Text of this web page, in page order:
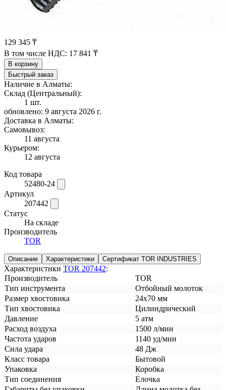
129 345 ₸
В том числе НДС: 17 841 ₸
В корзину
Быстрый заказ
Наличие в Алматы:
Склад (Центральный):
1 шт.
обновлено: 9 августа 2026 г.
Доставка в Алматы:
Самовывоз:
11 августа
Курьером:
12 августа
Код товара
52480-24
Артикул
207442
Статус
На складе
Производитель
TOR
Описание Характеристики Сертификат TOR INDUSTRIES
Характеристики TOR 207442:
Производитель
TOR
Тип инструмента
Отбойный молоток
Размер хвостовика
24х70 мм
Тип хвостовика
Цилиндрический
Давление
5 атм
Расход воздуха
1500 л/мин
Частота ударов
1140 уд/мин
Сила удара
48 Дж
Класс товара
Бытовой
Упаковка
Коробка
Тип соединения
Елочка